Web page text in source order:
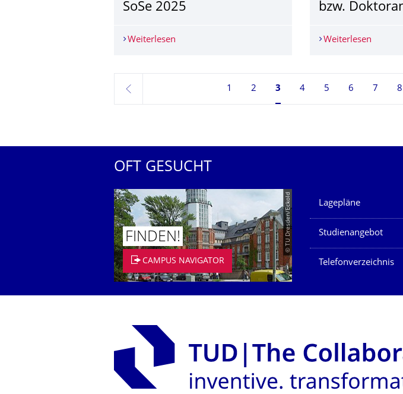
SoSe 2025
Weiterlesen Vorlesung "Steuerverfahrensrecht und
bzw.
Weiterlesen
zurück
1 2 Seite 3, aktuell ausgewählt
3 4 5 6 7 8
OFT GESUCHT
© TU Dresden/Eckold
FINDEN!
CAMPUS NAVIGATOR
Unsere Dienste
Lagepläne
Studienangebot
Telefonverzeichnis